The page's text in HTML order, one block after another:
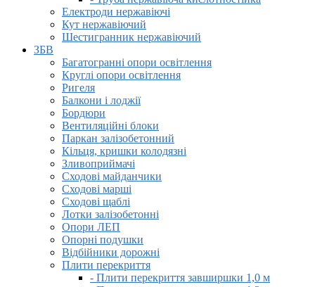
Електроди нержавіючі
Кут нержавіючий
Шестигранник нержавіючий
ЗБВ
Багатогранні опори освітлення
Круглі опори освітлення
Ригеля
Балкони і лоджії
Бордюри
Вентиляційні блоки
Паркан залізобетонний
Кільця, кришки колодязні
Зливоприймачі
Сходові майданчики
Сходові марші
Сходові щаблі
Лотки залізобетонні
Опори ЛЕП
Опорні подушки
Відбійники дорожні
Плити перекриття
- Плити перекриття завширшки 1,0 м